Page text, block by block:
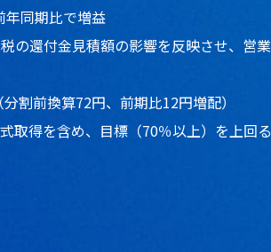
年同期比で増益
の還付金見積額の影響を反映させ、営業
割前換算72円、前期比12円増配）
取得を含め、目標（70％以上）を上回る